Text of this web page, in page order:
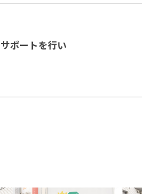
ポートを行い